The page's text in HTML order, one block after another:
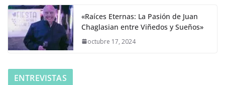
«Raíces Eternas: La Pasión de Juan
Chaglasian entre Viñedos y Sueños»
octubre 17, 2024
ENTREVISTAS